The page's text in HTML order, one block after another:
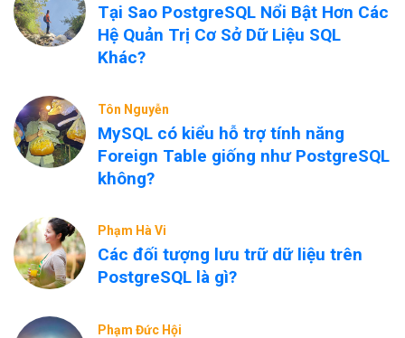
Tại Sao PostgreSQL Nổi Bật Hơn Các
Hệ Quản Trị Cơ Sở Dữ Liệu SQL
Khác?
Tôn Nguyễn
MySQL có kiểu hỗ trợ tính năng
Foreign Table giống như PostgreSQL
không?
Phạm Hà Vi
Các đối tượng lưu trữ dữ liệu trên
PostgreSQL là gì?
Phạm Đức Hội